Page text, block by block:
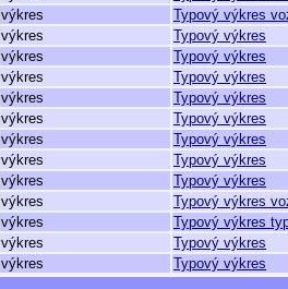
výkres
Typový výkres
výkres
Typový výkres
výkres
Typový výkres
výkres
Typový výkres
výkres
Typový výkres
výkres
Typový výkres
výkres
Typový výkres
výkres
Typový výkres
výkres
Typový výkres
výkres
Typový výkres
výkres
Typový výkres
výkres
Typový výkres
výkres Typový výkres